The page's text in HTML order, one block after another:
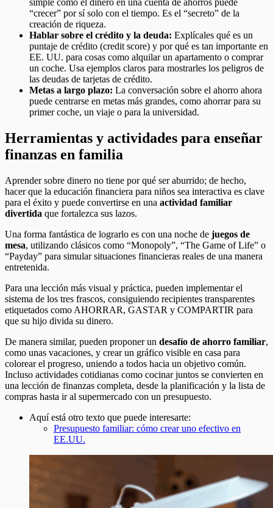
simple cómo el dinero en una cuenta de ahorros puede
“crecer” por sí solo con el tiempo. Es el “secreto” de la
creación de riqueza.
Hablar sobre el crédito y la deuda: Explícales qué es un
puntaje de crédito (credit score) y por qué es tan importante en
EE. UU. para cosas como alquilar un apartamento o comprar
un coche. Usa ejemplos claros para mostrarles los peligros de
las deudas de tarjetas de crédito.
Metas a largo plazo: La conversación sobre el ahorro ahora
puede centrarse en metas más grandes, como ahorrar para su
primer coche, un viaje o para la universidad.
Herramientas y actividades para enseñar
finanzas en familia
Aprender sobre dinero no tiene por qué ser aburrido; de hecho,
hacer que la educación financiera para niños sea interactiva es clave
para el éxito y puede convertirse en una actividad familiar
divertida que fortalezca sus lazos.
Una forma fantástica de lograrlo es con una noche de juegos de
mesa, utilizando clásicos como “Monopoly”, “The Game of Life” o
“Payday” para simular situaciones financieras reales de una manera
entretenida.
Para una lección más visual y práctica, pueden implementar el
sistema de los tres frascos, consiguiendo recipientes transparentes
etiquetados como AHORRAR, GASTAR y COMPARTIR para
que su hijo divida su dinero.
De manera similar, pueden proponer un desafío de ahorro familiar,
como unas vacaciones, y crear un gráfico visible en casa para
colorear el progreso, uniendo a todos hacia un objetivo común.
Incluso actividades cotidianas como cocinar juntos se convierten en
una lección de finanzas completa, desde la planificación y la lista de
compras hasta ir al supermercado con un presupuesto.
Aquí está otro texto que puede interesarte:
Presupuesto familiar: cómo crear uno efectivo en
EE.UU.